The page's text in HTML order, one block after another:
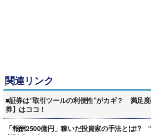
関連リンク
■証券は“取引ツールの利便性”がカギ？ 満足
券】はココ！
「報酬2500億円」稼いだ投資家の手法とは!?